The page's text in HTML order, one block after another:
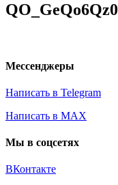
QO_GeQo6Qz0
Мессенджеры
Написать в Telegram
Написать в MAX
Мы в соцсетях
ВКонтакте